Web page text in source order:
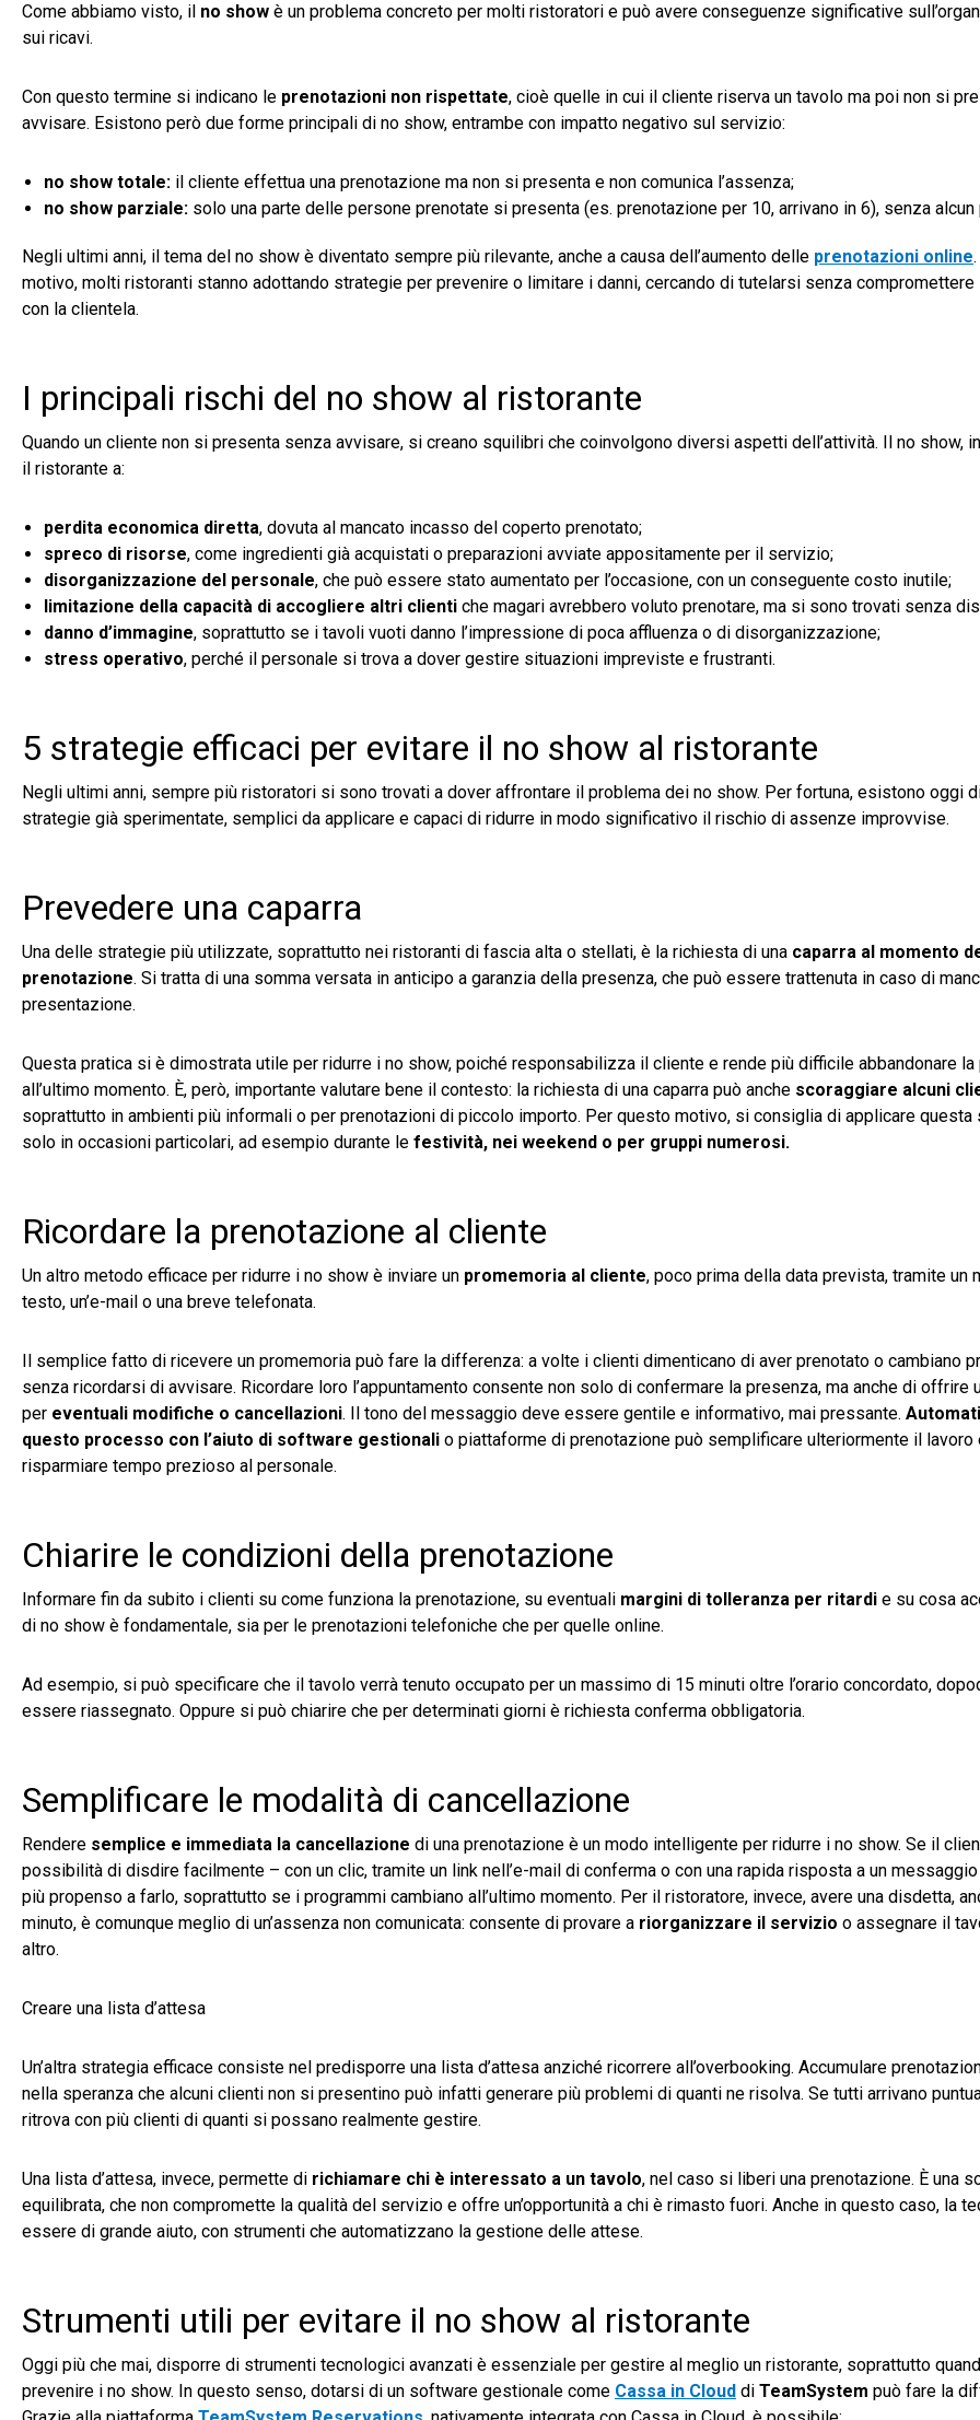
Come abbiamo visto, il no show è un problema concreto per molti ristoratori e può avere conseguenze significative
sui ricavi.
Con questo termine si indicano le prenotazioni non rispettate, cioè quelle in cui il cliente riserva un tavolo ma poi non si
avvisare. Esistono però due forme principali di no show, entrambe con impatto negativo sul servizio:
no show totale: il cliente effettua una prenotazione ma non si presenta e non comunica l’assenza;
no show parziale: solo una parte delle persone prenotate si presenta (es. prenotazione per 10, arrivano in 6), senza alcun
Negli ultimi anni, il tema del no show è diventato sempre più rilevante, anche a causa dell’aumento delle prenotazioni online
motivo, molti ristoranti stanno adottando strategie per prevenire o limitare i danni, cercando di tutelarsi senza compromettere
con la clientela.
I principali rischi del no show al ristorante
Quando un cliente non si presenta senza avvisare, si creano squilibri che coinvolgono diversi aspetti dell’attività. Il no show,
il ristorante a:
perdita economica diretta, dovuta al mancato incasso del coperto prenotato;
spreco di risorse, come ingredienti già acquistati o preparazioni avviate appositamente per il servizio;
disorganizzazione del personale, che può essere stato aumentato per l’occasione, con un conseguente costo inutile;
limitazione della capacità di accogliere altri clienti che magari avrebbero voluto prenotare, ma si sono trovati senza
danno d’immagine, soprattutto se i tavoli vuoti danno l’impressione di poca affluenza o di disorganizzazione;
stress operativo, perché il personale si trova a dover gestire situazioni impreviste e frustranti.
5 strategie efficaci per evitare il no show al ristorante
Negli ultimi anni, sempre più ristoratori si sono trovati a dover affrontare il problema dei no show. Per fortuna, esistono oggi
strategie già sperimentate, semplici da applicare e capaci di ridurre in modo significativo il rischio di assenze improvvise.
Prevedere una caparra
Una delle strategie più utilizzate, soprattutto nei ristoranti di fascia alta o stellati, è la richiesta di una caparra al momento
prenotazione. Si tratta di una somma versata in anticipo a garanzia della presenza, che può essere trattenuta in caso di
presentazione.
Questa pratica si è dimostrata utile per ridurre i no show, poiché responsabilizza il cliente e rende più difficile abbandonare
all’ultimo momento. È, però, importante valutare bene il contesto: la richiesta di una caparra può anche scoraggiare alcuni
soprattutto in ambienti più informali o per prenotazioni di piccolo importo. Per questo motivo, si consiglia di applicare questa
solo in occasioni particolari, ad esempio durante le festività, nei weekend o per gruppi numerosi.
Ricordare la prenotazione al cliente
Un altro metodo efficace per ridurre i no show è inviare un promemoria al cliente, poco prima della data prevista, tramite un
testo, un’e-mail o una breve telefonata.
Il semplice fatto di ricevere un promemoria può fare la differenza: a volte i clienti dimenticano di aver prenotato o cambiano
senza ricordarsi di avvisare. Ricordare loro l’appuntamento consente non solo di confermare la presenza, ma anche di offrire
per eventuali modifiche o cancellazioni. Il tono del messaggio deve essere gentile e informativo, mai pressante.
questo processo con l’aiuto di software gestionali o piattaforme di prenotazione può semplificare ulteriormente il lavoro
risparmiare tempo prezioso al personale.
Chiarire le condizioni della prenotazione
Informare fin da subito i clienti su come funziona la prenotazione, su eventuali margini di tolleranza per ritardi e su cosa
di no show è fondamentale, sia per le prenotazioni telefoniche che per quelle online.
Ad esempio, si può specificare che il tavolo verrà tenuto occupato per un massimo di 15 minuti oltre l’orario concordato,
essere riassegnato. Oppure si può chiarire che per determinati giorni è richiesta conferma obbligatoria.
Semplificare le modalità di cancellazione
Rendere semplice e immediata la cancellazione di una prenotazione è un modo intelligente per ridurre i no show. Se il
possibilità di disdire facilmente – con un clic, tramite un link nell’e-mail di conferma o con una rapida risposta a un
più propenso a farlo, soprattutto se i programmi cambiano all’ultimo momento. Per il ristoratore, invece, avere una disdetta,
minuto, è comunque meglio di un’assenza non comunicata: consente di provare a riorganizzare il servizio o assegnare il
altro.
Creare una lista d’attesa
Un’altra strategia efficace consiste nel predisporre una lista d’attesa anziché ricorrere all’overbooking. Accumulare
nella speranza che alcuni clienti non si presentino può infatti generare più problemi di quanti ne risolva. Se tutti arrivano
ritrova con più clienti di quanti si possano realmente gestire.
Una lista d’attesa, invece, permette di richiamare chi è interessato a un tavolo, nel caso si liberi una prenotazione. È una
equilibrata, che non compromette la qualità del servizio e offre un’opportunità a chi è rimasto fuori. Anche in questo caso, la
essere di grande aiuto, con strumenti che automatizzano la gestione delle attese.
Strumenti utili per evitare il no show al ristorante
Oggi più che mai, disporre di strumenti tecnologici avanzati è essenziale per gestire al meglio un ristorante, soprattutto
prevenire i no show. In questo senso, dotarsi di un software gestionale come Cassa in Cloud di TeamSystem può fare la